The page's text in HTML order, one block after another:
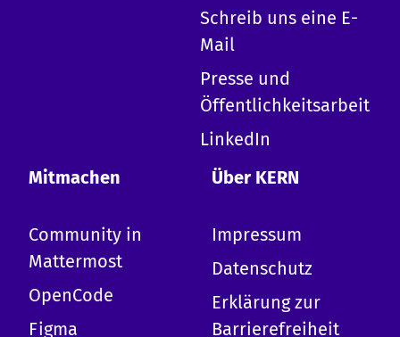
Schreib uns eine E-
Mail
Presse und
Öffentlichkeitsarbeit
LinkedIn
Mitmachen
Community in
Mattermost
OpenCode
Figma
Über KERN
Impressum
Datenschutz
Erklärung zur
Barrierefreiheit
Ich bin die KERN KI und kann zu allen Inhalten
auf dieser Website Auskunft geben.
-Erste Schritte mit KERN
-Komponentenübersicht
-Barrierefreiheit
-Kopfzeile